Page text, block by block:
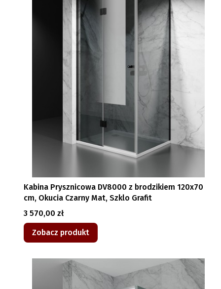
Kabina Prysznicowa DV8000 z brodzikiem 120x70
cm, Okucia Czarny Mat, Szklo Grafit
Cena
3 570,00 zł
Zobacz produkt